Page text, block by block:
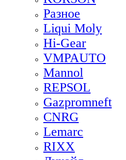
Разное
Liqui Moly
Hi-Gear
VMPAUTO
Mannol
REPSOL
Gazpromneft
CNRG
Lemarc
RIXX